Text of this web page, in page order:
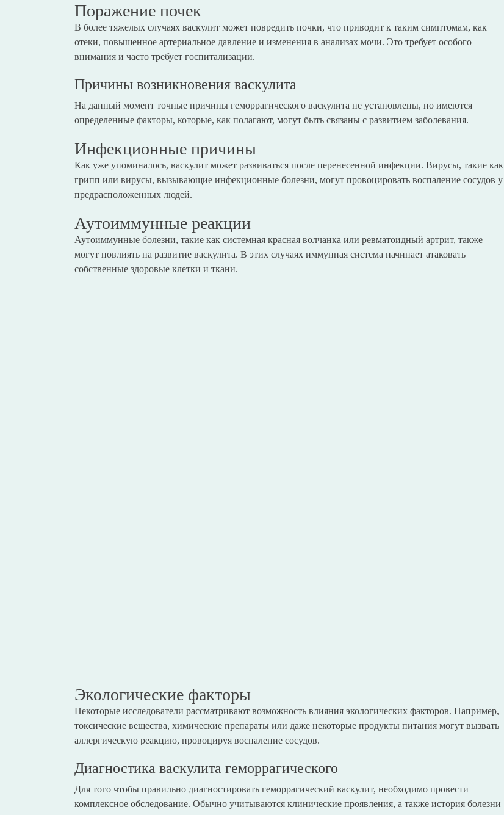
Поражение почек
В более тяжелых случаях васкулит может повредить почки, что приводит к таким симптомам, как
отеки, повышенное артериальное давление и изменения в анализах мочи. Это требует особого
внимания и часто требует госпитализации.
Причины возникновения васкулита
На данный момент точные причины геморрагического васкулита не установлены, но имеются
определенные факторы, которые, как полагают, могут быть связаны с развитием заболевания.
Инфекционные причины
Как уже упоминалось, васкулит может развиваться после перенесенной инфекции. Вирусы, такие как
грипп или вирусы, вызывающие инфекционные болезни, могут провоцировать воспаление сосудов у
предрасположенных людей.
Аутоиммунные реакции
Аутоиммунные болезни, такие как системная красная волчанка или ревматоидный артрит, также
могут повлиять на развитие васкулита. В этих случаях иммунная система начинает атаковать
собственные здоровые клетки и ткани.
Экологические факторы
Некоторые исследователи рассматривают возможность влияния экологических факторов. Например,
токсические вещества, химические препараты или даже некоторые продукты питания могут вызвать
аллергическую реакцию, провоцируя воспаление сосудов.
Диагностика васкулита геморрагического
Для того чтобы правильно диагностировать геморрагический васкулит, необходимо провести
комплексное обследование. Обычно учитываются клинические проявления, а также история болезни